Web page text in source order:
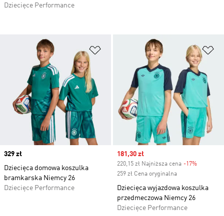
Dodaj do listy życzeń
Price
329 zł
Dziecięca domowa koszulka
bramkarska Niemcy 26
Dziecięce Performance
Sale price
181,30 zł
220,15 zł Najniższa cena -17%
259 zł Cena oryginalna
Dziecięca wyjazdowa koszulka
przedmeczowa Niemcy 26
Dziecięce Performance
Dziecięce Performance